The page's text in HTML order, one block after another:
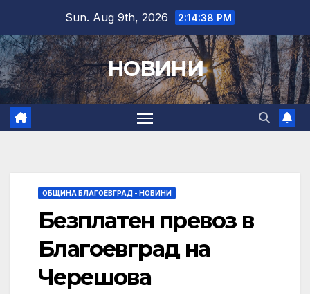
content
Sun. Aug 9th, 2026 2:14:39 PM
НОВИНИ
ОБЩИНА БЛАГОЕВГРАД - НОВИНИ
Безплатен превоз в
Благоевград на
Черешова